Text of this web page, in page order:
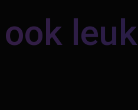
leuk